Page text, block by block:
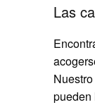
Las
pueden